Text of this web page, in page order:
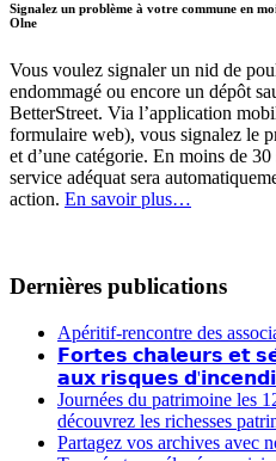
Signalez un problème à votre commune en
Olne
Vous voulez signaler un nid de
endommagé ou encore un dépôt
BetterStreet. Via l’application
formulaire web), vous signalez le
et d’une catégorie. En moins de
service adéquat sera
action. En savoir plus…
Dernières publications
Apéritif-rencontre des
𝗙𝗼𝗿𝘁𝗲𝘀 𝗰𝗵𝗮𝗹𝗲𝘂𝗿𝘀 𝗲𝘁
𝗮𝘂𝘅 𝗿𝗶𝘀𝗾𝘂𝗲𝘀
Journées du patrimoine les
découvrez les richesses
Partagez vos archives avec